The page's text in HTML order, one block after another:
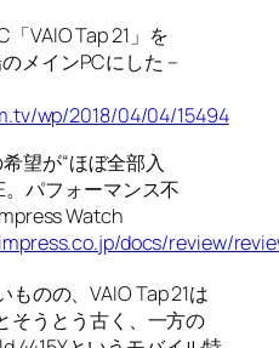
VAIO Tap 21」を
メインPCにした –
wp/2018/04/04/15494
望が“ほぼ全部入
。パフォーマンス不
Watch
docs/review/
のの、VAIO Tap 21は
そうとう古く、一方の